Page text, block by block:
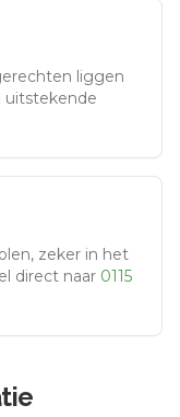
liggen
uitstekende
zeker in het
direct naar 0115